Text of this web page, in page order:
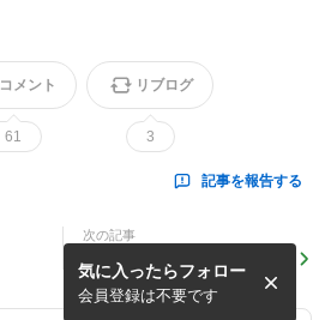
コメント
61
リブログ
3
記事を報告する
次の記事
気に入ったらフォロー
会員登録は不要です